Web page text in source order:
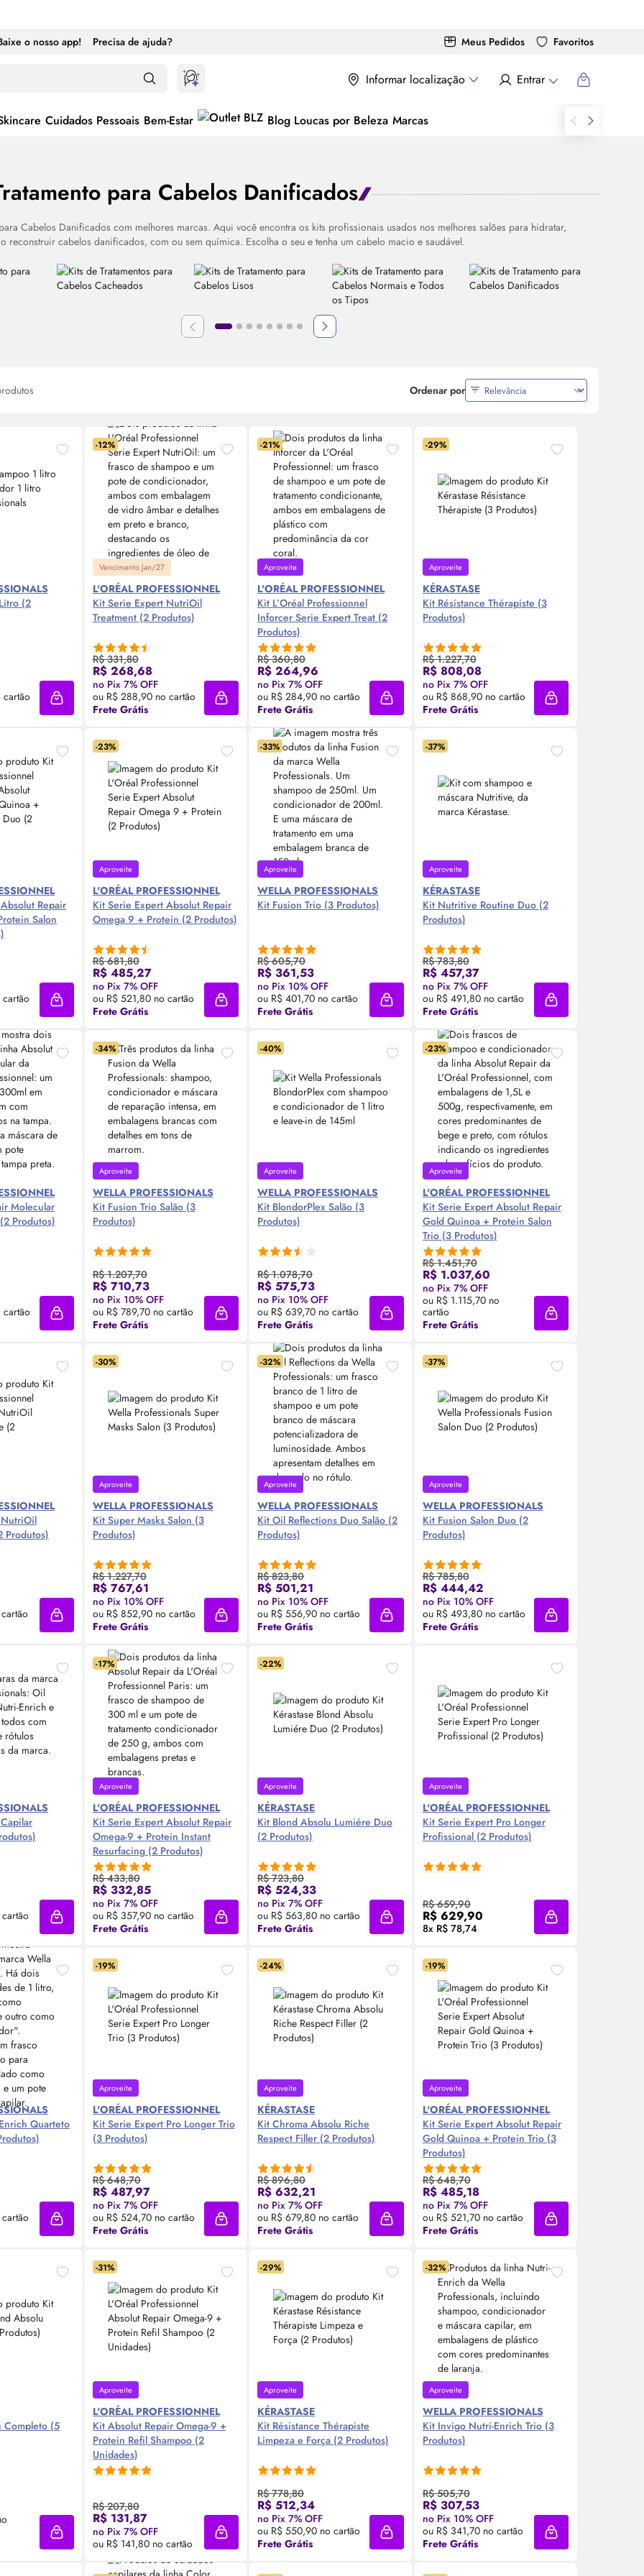
o nosso app! Precisa de ajuda? Meus Pedidos Favoritos
Informar localização Entrar
Cuidados Pessoais Bem-Estar Blog Loucas por Beleza Marcas
para Cabelos Danificados
Cabelos Danificados com melhores marcas. Aqui você encontra os kits profissionais usados nos melhores salões para hidratar,
reconstruir cabelos danificados, com ou sem química. Escolha o seu e tenha um cabelo macio e saudável.
Ordenar por
(2
cartão
Agora ❯
Adicionar à sacola
-12%
Vencimento Jan/27
L'ORÉAL PROFESSIONNEL
Kit Serie Expert NutriOil
Treatment (2 Produtos)
R$ 331,80
R$ 268,68
no Pix 7% OFF
ou R$ 288,90 no cartão
Frete Grátis
Compre Agora ❯
Adicionar à sacola
-21%
Aproveite
L'ORÉAL PROFESSIONNEL
Kit L’Oréal Professionnel
Inforcer Serie Expert Treat (2
Produtos)
R$ 360,80
R$ 264,96
no Pix 7% OFF
ou R$ 284,90 no cartão
Frete Grátis
Compre Agora ❯
Adicionar à sacola
-29%
Aproveite
KÉRASTASE
Kit Résistance Thérapiste (3
Produtos)
R$ 1.227,70
R$ 808,08
no Pix 7% OFF
ou R$ 868,90 no cartão
Frete Grátis
Compre Agora ❯
Adicionar à sacola
Repair
Salon
Agora ❯
Adicionar à sacola
-23%
Aproveite
L'ORÉAL PROFESSIONNEL
Kit Serie Expert Absolut Repair
Omega 9 + Protein (2 Produtos)
R$ 681,80
R$ 485,27
no Pix 7% OFF
ou R$ 521,80 no cartão
Frete Grátis
Compre Agora ❯
Adicionar à sacola
-33%
Aproveite
WELLA PROFESSIONALS
Kit Fusion Trio (3 Produtos)
R$ 605,70
R$ 361,53
no Pix 10% OFF
ou R$ 401,70 no cartão
Frete Grátis
Compre Agora ❯
Adicionar à sacola
-37%
Aproveite
KÉRASTASE
Kit Nutritive Routine Duo (2
Produtos)
R$ 783,80
R$ 457,37
no Pix 7% OFF
ou R$ 491,80 no cartão
Frete Grátis
Compre Agora ❯
Adicionar à sacola
Molecular
Produtos)
cartão
Agora ❯
Adicionar à sacola
-34%
Aproveite
WELLA PROFESSIONALS
Kit Fusion Trio Salão (3
Produtos)
R$ 1.207,70
R$ 710,73
no Pix 10% OFF
ou R$ 789,70 no cartão
Frete Grátis
Compre Agora ❯
Adicionar à sacola
-40%
Aproveite
WELLA PROFESSIONALS
Kit BlondorPlex Salão (3
Produtos)
R$ 1.078,70
R$ 575,73
no Pix 10% OFF
ou R$ 639,70 no cartão
Frete Grátis
Compre Agora ❯
Adicionar à sacola
-23%
Aproveite
L'ORÉAL PROFESSIONNEL
Kit Serie Expert Absolut Repair
Gold Quinoa + Protein Salon
Trio (3 Produtos)
R$ 1.451,70
R$ 1.037,60
no Pix 7% OFF
ou R$ 1.115,70 no
cartão
Frete Grátis
Compre Agora ❯
Adicionar à sacola
Produtos)
Agora ❯
Adicionar à sacola
-30%
Aproveite
WELLA PROFESSIONALS
Kit Super Masks Salon (3
Produtos)
R$ 1.227,70
R$ 767,61
no Pix 10% OFF
ou R$ 852,90 no cartão
Frete Grátis
Compre Agora ❯
Adicionar à sacola
-32%
Aproveite
WELLA PROFESSIONALS
KitOil Reflections Duo Salão (2
Produtos)
R$ 823,80
R$ 501,21
no Pix 10% OFF
ou R$ 556,90 no cartão
Frete Grátis
Compre Agora ❯
Adicionar à sacola
-37%
Aproveite
WELLA PROFESSIONALS
Kit Fusion Salon Duo (2
Produtos)
R$ 785,80
R$ 444,42
no Pix 10% OFF
ou R$ 493,80 no cartão
Frete Grátis
Compre Agora ❯
Adicionar à sacola
Agora ❯
Adicionar à sacola
-17%
Aproveite
L'ORÉAL PROFESSIONNEL
Kit Serie Expert Absolut Repair
Omega-9 + Protein Instant
Resurfacing (2 Produtos)
R$ 433,80
R$ 332,85
no Pix 7% OFF
ou R$ 357,90 no cartão
Frete Grátis
Compre Agora ❯
Adicionar à sacola
-22%
Aproveite
KÉRASTASE
Kit Blond Absolu Lumiére Duo
(2 Produtos)
R$ 723,80
R$ 524,33
no Pix 7% OFF
ou R$ 563,80 no cartão
Frete Grátis
Compre Agora ❯
Adicionar à sacola
Aproveite
L'ORÉAL PROFESSIONNEL
Kit Serie Expert Pro Longer
Profissional (2 Produtos)
R$ 659,90
R$ 629,90
8x R$ 78,74
Compre Agora ❯
Adicionar à sacola
Quarteto
Agora ❯
Adicionar à sacola
-19%
Aproveite
L'ORÉAL PROFESSIONNEL
Kit Serie Expert Pro Longer Trio
(3 Produtos)
R$ 648,70
R$ 487,97
no Pix 7% OFF
ou R$ 524,70 no cartão
Frete Grátis
Compre Agora ❯
Adicionar à sacola
-24%
Aproveite
KÉRASTASE
Kit Chroma Absolu Riche
Respect Filler (2 Produtos)
R$ 896,80
R$ 632,21
no Pix 7% OFF
ou R$ 679,80 no cartão
Frete Grátis
Compre Agora ❯
Adicionar à sacola
-19%
Aproveite
L'ORÉAL PROFESSIONNEL
Kit Serie Expert Absolut Repair
Gold Quinoa + Protein Trio (3
Produtos)
R$ 648,70
R$ 485,18
no Pix 7% OFF
ou R$ 521,70 no cartão
Frete Grátis
Compre Agora ❯
Adicionar à sacola
Completo (5
Agora ❯
Adicionar à sacola
-31%
Aproveite
L'ORÉAL PROFESSIONNEL
Kit Absolut Repair Omega-9 +
Protein Refil Shampoo (2
Unidades)
R$ 207,80
R$ 131,87
no Pix 7% OFF
ou R$ 141,80 no cartão
Compre Agora ❯
Adicionar à sacola
-29%
Aproveite
KÉRASTASE
Kit Résistance Thérapiste
Limpeza e Força (2 Produtos)
R$ 778,80
R$ 512,34
no Pix 7% OFF
ou R$ 550,90 no cartão
Frete Grátis
Compre Agora ❯
Adicionar à sacola
-32%
Aproveite
WELLA PROFESSIONALS
Kit Invigo Nutri-Enrich Trio (3
Produtos)
R$ 505,70
R$ 307,53
no Pix 10% OFF
ou R$ 341,70 no cartão
Frete Grátis
Compre Agora ❯
Adicionar à sacola
entre ativado e desativado